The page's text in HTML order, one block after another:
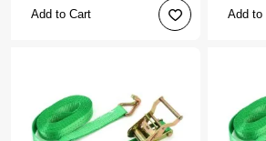
Add to Cart Add to